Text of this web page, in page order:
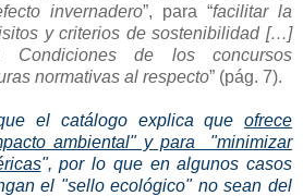
invernadero”, para “facilitar la
y criterios de sostenibilidad […]
de los concursos
normativas al respecto” (pág. 7).
el catálogo explica que ofrece
ambiental" y para "minimizar
", por lo que en algunos casos
el "sello ecológico" no sean del